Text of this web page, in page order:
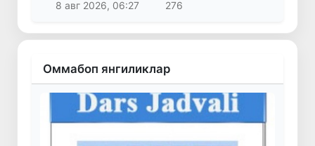
8 авг 2026, 06:27
276
Оммабоп янгиликлар